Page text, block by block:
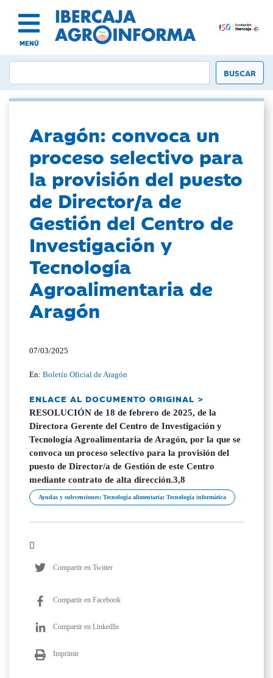
MENÚ
Aragón: convoca un
proceso selectivo para
la provisión del puesto
de Director/a de
Gestión del Centro de
Investigación y
Tecnología
Agroalimentaria de
Aragón
07/03/2025
En:Boletín Oficial de Aragón
ENLACE AL DOCUMENTO ORIGINAL >
RESOLUCIÓN de 18 de febrero de 2025, de la
Directora Gerente del Centro de Investigación y
Tecnología Agroalimentaria de Aragón, por la que se
convoca un proceso selectivo para la provisión del
puesto de Director/a de Gestión de este Centro
mediante contrato de alta dirección.3,8
Ayudas y subvenciones; Tecnología alimentaria; Tecnología informática
Compartir en Twitter
Compartir en Facebook
Compartir en LinkedIn
Imprimir